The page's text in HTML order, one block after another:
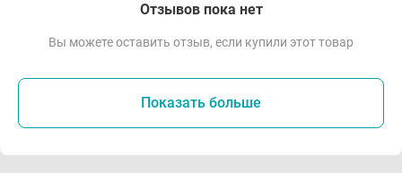
Отзывов пока нет
Вы можете оставить отзыв, если купили этот товар
Показать больше